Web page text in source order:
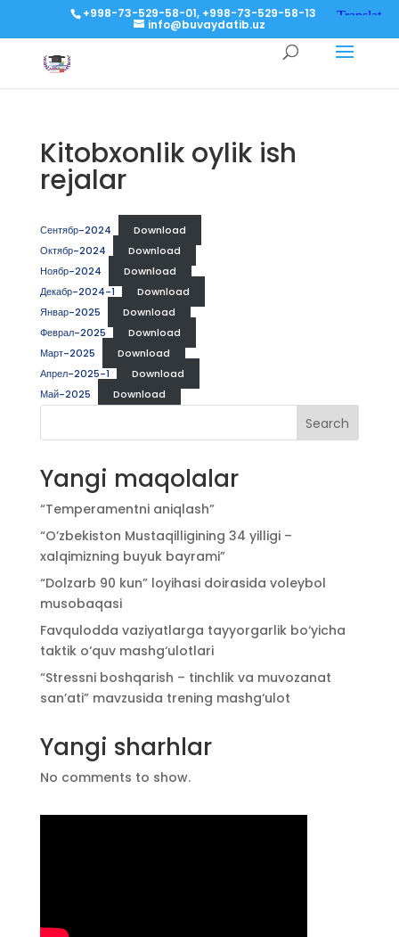
+998-73-529-58-01, +998-73-529-58-13
info@buvaydatib.uz
Kitobxonlik oylik ish
rejalar
Сентябр-2024
Download
Октябр-2024
Download
Ноябр-2024
Download
Декабр-2024-1
Download
Январ-2025
Download
Феврал-2025
Download
Март-2025
Download
Апрел-2025-1
Download
Май-2025
Download
Search
Yangi maqolalar
“Temperamentni aniqlash”
“O’zbekiston Mustaqilligining 34 yilligi –
xalqimizning buyuk bayrami”
“Dolzarb 90 kun” loyihasi doirasida voleybol
musobaqasi
Favqulodda vaziyatlarga tayyorgarlik bo‘yicha
taktik o‘quv mashg‘ulotlari
“Stressni boshqarish – tinchlik va muvozanat
san’ati” mavzusida trening mashg‘ulot
Yangi sharhlar
No comments to show.